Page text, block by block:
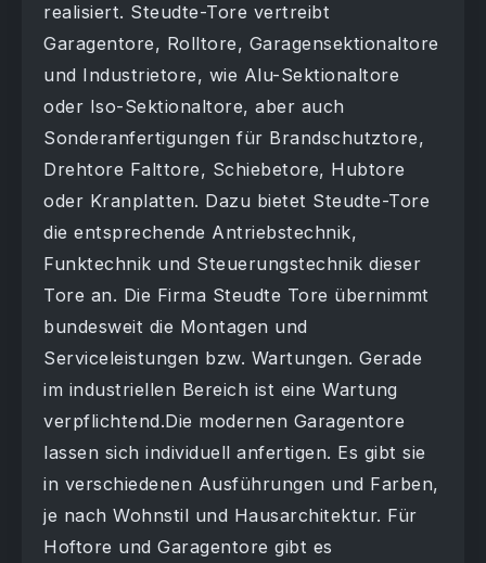
realisiert. Steudte-Tore vertreibt
Garagentore, Rolltore, Garagensektionaltore
und Industrietore, wie Alu-Sektionaltore
oder Iso-Sektionaltore, aber auch
Sonderanfertigungen für Brandschutztore,
Drehtore Falttore, Schiebetore, Hubtore
oder Kranplatten. Dazu bietet Steudte-Tore
die entsprechende Antriebstechnik,
Funktechnik und Steuerungstechnik dieser
Tore an. Die Firma Steudte Tore übernimmt
bundesweit die Montagen und
Serviceleistungen bzw. Wartungen. Gerade
im industriellen Bereich ist eine Wartung
verpflichtend.Die modernen Garagentore
lassen sich individuell anfertigen. Es gibt sie
in verschiedenen Ausführungen und Farben,
je nach Wohnstil und Hausarchitektur. Für
Hoftore und Garagentore gibt es